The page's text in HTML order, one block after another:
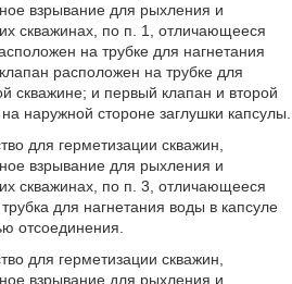
взрывание для рыхления и
скважинах, по п. 1, отличающееся
на трубке для нагнетания
расположен на трубке для
скважине; и первый клапан и второй
наружной стороне заглушки капсулы.
для герметизации скважин,
взрывание для рыхления и
скважинах, по п. 3, отличающееся
для нагнетания воды в капсуле
отсоединения.
для герметизации скважин,
взрывание для рыхления и